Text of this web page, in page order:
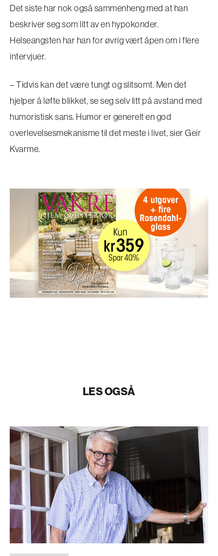
Det siste har nok også sammenheng med at han
beskriver seg som litt av en hypokonder.
Helseangsten har han for øvrig vært åpen om i flere
intervjuer.
– Tidvis kan det være tungt og slitsomt. Men det
hjelper å løfte blikket, se seg selv litt på avstand med
humoristisk sans. Humor er generelt en god
overlevelsesmekanisme til det meste i livet, sier Geir
Kvarme.
LES OGSÅ